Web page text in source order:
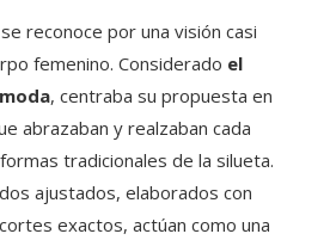
reconoce por una visión casi
femenino. Considerado el
, centraba su propuesta en
abrazaban y realzaban cada
tradicionales de la silueta.
ajustados, elaborados con
exactos, actúan como una